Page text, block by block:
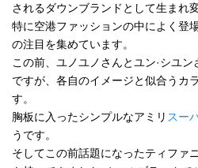
されるダウンブランドとして生まれ
特に空港ファッションの中によく登
の注目を集めています。
この前、ユノユノさんとユン·シユ
ですが、各自のイメージと似合うカ
す。
胸板に入ったシンプルなアミリ スー
うです。
そしてこの前話題になったティファ